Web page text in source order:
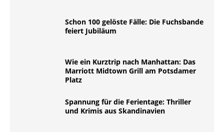
Schon 100 gelöste Fälle: Die Fuchsbande
feiert Jubiläum
Wie ein Kurztrip nach Manhattan: Das
Marriott Midtown Grill am Potsdamer
Platz
Spannung für die Ferientage: Thriller
und Krimis aus Skandinavien